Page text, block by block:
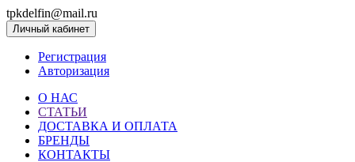
tpkdelfin@mail.ru
Личный кабинет
Регистрация
Авторизация
О НАС
СТАТЬИ
ДОСТАВКА И ОПЛАТА
БРЕНДЫ
КОНТАКТЫ